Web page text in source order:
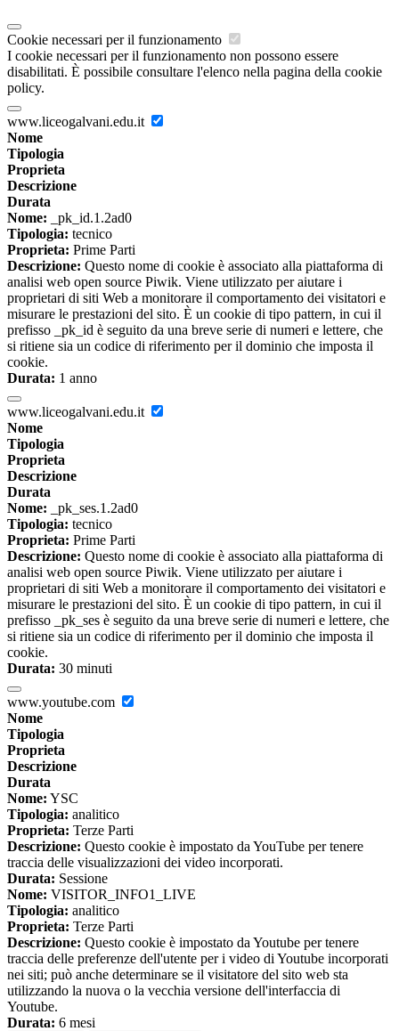
Cookie necessari per il funzionamento
I cookie necessari per il funzionamento non possono essere
disabilitati. È possibile consultare l'elenco nella pagina della cookie
policy.
www.liceogalvani.edu.it
Nome
Tipologia
Proprieta
Descrizione
Durata
Nome: _pk_id.1.2ad0
Tipologia: tecnico
Proprieta: Prime Parti
Descrizione: Questo nome di cookie è associato alla piattaforma di
analisi web open source Piwik. Viene utilizzato per aiutare i
proprietari di siti Web a monitorare il comportamento dei visitatori e
misurare le prestazioni del sito. È un cookie di tipo pattern, in cui il
prefisso _pk_id è seguito da una breve serie di numeri e lettere, che
si ritiene sia un codice di riferimento per il dominio che imposta il
cookie.
Durata: 1 anno
www.liceogalvani.edu.it
Nome
Tipologia
Proprieta
Descrizione
Durata
Nome: _pk_ses.1.2ad0
Tipologia: tecnico
Proprieta: Prime Parti
Descrizione: Questo nome di cookie è associato alla piattaforma di
analisi web open source Piwik. Viene utilizzato per aiutare i
proprietari di siti Web a monitorare il comportamento dei visitatori e
misurare le prestazioni del sito. È un cookie di tipo pattern, in cui il
prefisso _pk_ses è seguito da una breve serie di numeri e lettere, che
si ritiene sia un codice di riferimento per il dominio che imposta il
cookie.
Durata: 30 minuti
www.youtube.com
Nome
Tipologia
Proprieta
Descrizione
Durata
Nome: YSC
Tipologia: analitico
Proprieta: Terze Parti
Descrizione: Questo cookie è impostato da YouTube per tenere
traccia delle visualizzazioni dei video incorporati.
Durata: Sessione
Nome: VISITOR_INFO1_LIVE
Tipologia: analitico
Proprieta: Terze Parti
Descrizione: Questo cookie è impostato da Youtube per tenere
traccia delle preferenze dell'utente per i video di Youtube incorporati
nei siti; può anche determinare se il visitatore del sito web sta
utilizzando la nuova o la vecchia versione dell'interfaccia di
Youtube.
Durata: 6 mesi